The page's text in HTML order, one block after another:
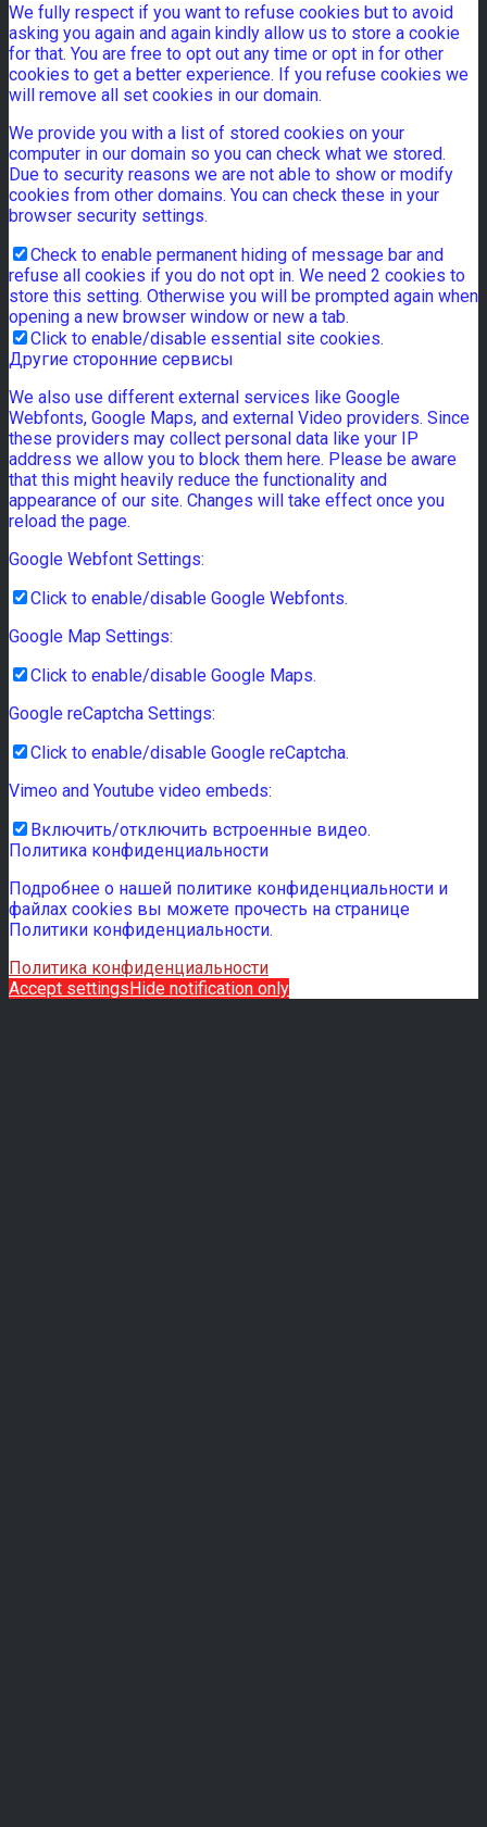
We fully respect if you want to refuse cookies but to avoid
asking you again and again kindly allow us to store a cookie
for that. You are free to opt out any time or opt in for other
cookies to get a better experience. If you refuse cookies we
will remove all set cookies in our domain.
We provide you with a list of stored cookies on your
computer in our domain so you can check what we stored.
Due to security reasons we are not able to show or modify
cookies from other domains. You can check these in your
browser security settings.
Check to enable permanent hiding of message bar and
refuse all cookies if you do not opt in. We need 2 cookies to
store this setting. Otherwise you will be prompted again when
opening a new browser window or new a tab.
Click to enable/disable essential site cookies.
Другие сторонние сервисы
We also use different external services like Google
Webfonts, Google Maps, and external Video providers. Since
these providers may collect personal data like your IP
address we allow you to block them here. Please be aware
that this might heavily reduce the functionality and
appearance of our site. Changes will take effect once you
reload the page.
Google Webfont Settings:
Click to enable/disable Google Webfonts.
Google Map Settings:
Click to enable/disable Google Maps.
Google reCaptcha Settings:
Click to enable/disable Google reCaptcha.
Vimeo and Youtube video embeds:
Включить/отключить встроенные видео.
Политика конфиденциальности
Подробнее о нашей политике конфиденциальности и
файлах cookies вы можете прочесть на странице
Политики конфиденциальности.
Политика конфиденциальности
Accept settingsHide notification only